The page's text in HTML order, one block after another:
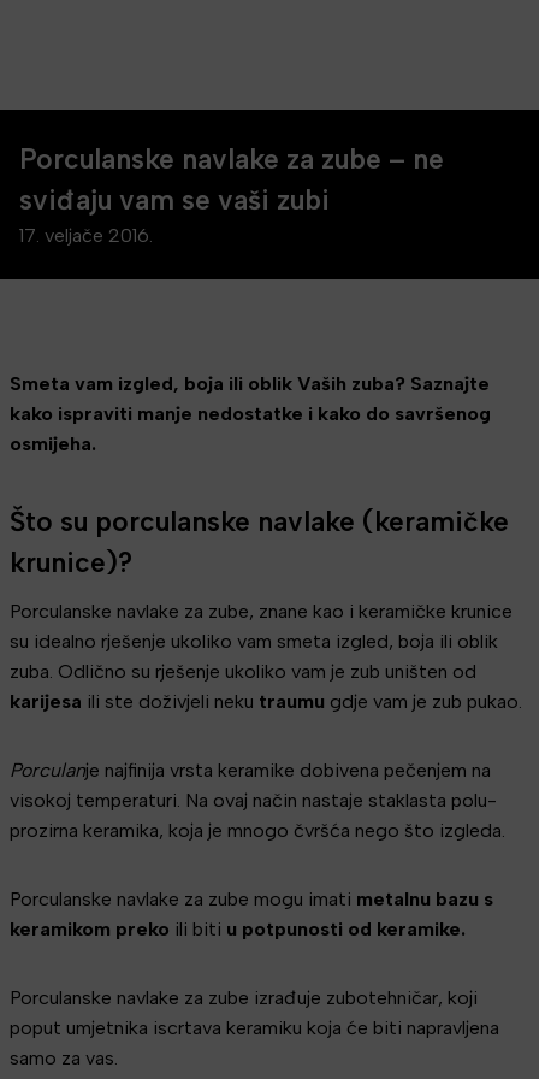
Porculanske navlake za zube – ne
sviđaju vam se vaši zubi
17. veljače 2016.
Smeta vam izgled, boja ili oblik Vaših zuba? Saznajte
kako ispraviti manje nedostatke i kako do savršenog
osmijeha.
Što su porculanske navlake (keramičke
krunice)?
Porculanske navlake za zube, znane kao i keramičke krunice
su idealno rješenje ukoliko vam smeta izgled, boja ili oblik
zuba. Odlično su rješenje ukoliko vam je zub uništen od
karijesa ili ste doživjeli neku traumu gdje vam je zub pukao.
Porculanje najfinija vrsta keramike dobivena pečenjem na
visokoj temperaturi. Na ovaj način nastaje staklasta polu-
prozirna keramika, koja je mnogo čvršća nego što izgleda.
Porculanske navlake za zube mogu imati metalnu bazu s
keramikom preko ili biti u potpunosti od keramike.
Porculanske navlake za zube izrađuje zubotehničar, koji
poput umjetnika iscrtava keramiku koja će biti napravljena
samo za vas.